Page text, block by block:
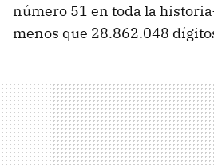
número 51 en toda la
menos que 28.862.048